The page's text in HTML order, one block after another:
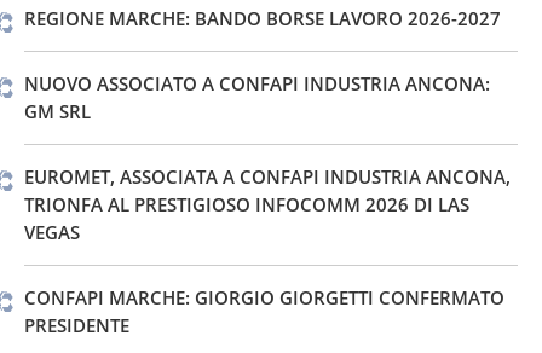
REGIONE MARCHE: BANDO BORSE LAVORO 2026-2027
NUOVO ASSOCIATO A CONFAPI INDUSTRIA ANCONA:
GM SRL
EUROMET, ASSOCIATA A CONFAPI INDUSTRIA ANCONA,
TRIONFA AL PRESTIGIOSO INFOCOMM 2026 DI LAS
VEGAS
CONFAPI MARCHE: GIORGIO GIORGETTI CONFERMATO
PRESIDENTE